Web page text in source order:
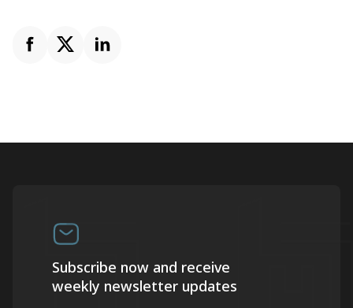
Subscribe now and receive
weekly newsletter updates